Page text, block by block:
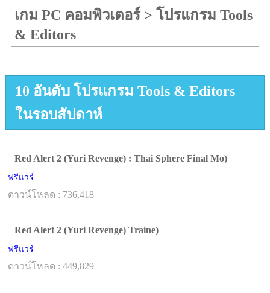
เกม PC คอมพิวเตอร์> โปรแกรม Tools
& Editors
10 อันดับ โปรแกรม Tools & Editors
ในรอบสัปดาห์
Red Alert 2 (Yuri Revenge) : Thai Sphere Final Mo)
ฟรีแวร์
ดาวน์โหลด : 736,418
Red Alert 2 (Yuri Revenge) Traine)
ฟรีแวร์
ดาวน์โหลด : 449,829